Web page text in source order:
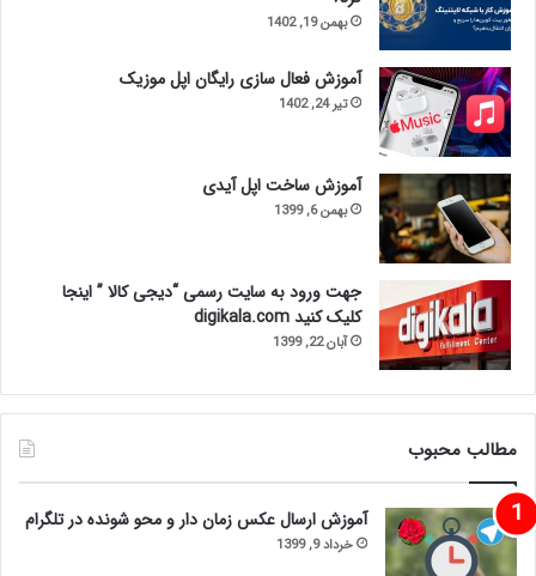
بهمن 19, 1402
آموزش فعال سازی رایگان اپل موزیک
تیر 24, 1402
آموزش ساخت اپل آیدی
بهمن 6, 1399
جهت ورود به سایت رسمی “دیجی کالا ” اینجا
کلیک کنید digikala.com
آبان 22, 1399
مطالب محبوب
آموزش ارسال عکس زمان دار و محو شونده در تلگرام
خرداد 9, 1399